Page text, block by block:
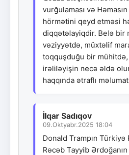
vurğulaması və
hörmətini qeyd etməsi
diqqətəlayiqdir. Belə bir
vəziyyətdə, müxtəlif
toqquşduğu bir
irəliləyişin necə əldə
haqqında ətraflı
İlqar Sadıqov
09.Oktyabr.2025 18:04
Donald Trampın
Rəcəb Tayyib